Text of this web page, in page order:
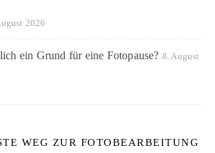
2026
ein Grund für eine Fotopause? 8. August
WEG ZUR FOTOBEARBEITUNG